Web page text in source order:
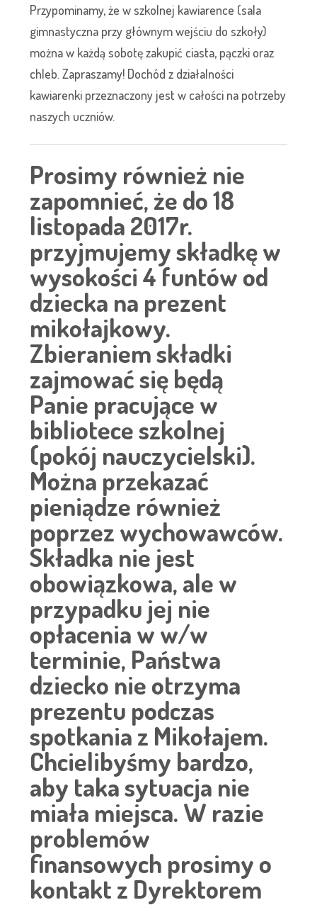
Przypominamy, że w szkolnej kawiarence (sala
gimnastyczna przy głównym wejściu do szkoły)
można w każdą sobotę zakupić ciasta, pączki oraz
chleb. Zapraszamy! Dochód z działalności
kawiarenki przeznaczony jest w całości na potrzeby
naszych uczniów.
Prosimy również nie
zapomnieć, że do 18
listopada 2017r.
przyjmujemy składkę w
wysokości 4 funtów od
dziecka na prezent
mikołajkowy.
Zbieraniem składki
zajmować się będą
Panie pracujące w
bibliotece szkolnej
(pokój nauczycielski).
Można przekazać
pieniądze również
poprzez wychowawców.
Składka nie jest
obowiązkowa, ale w
przypadku jej nie
opłacenia w w/w
terminie, Państwa
dziecko nie otrzyma
prezentu podczas
spotkania z Mikołajem.
Chcielibyśmy bardzo,
aby taka sytuacja nie
miała miejsca. W razie
problemów
finansowych prosimy o
kontakt z Dyrektorem